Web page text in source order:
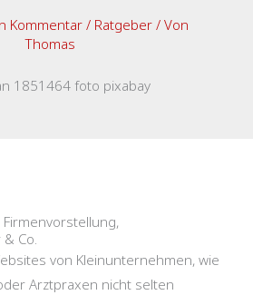
Kommentar / Ratgeber/ Von
Thomas
Co.
von Kleinunternehmen, wie
Arztpraxen nicht selten